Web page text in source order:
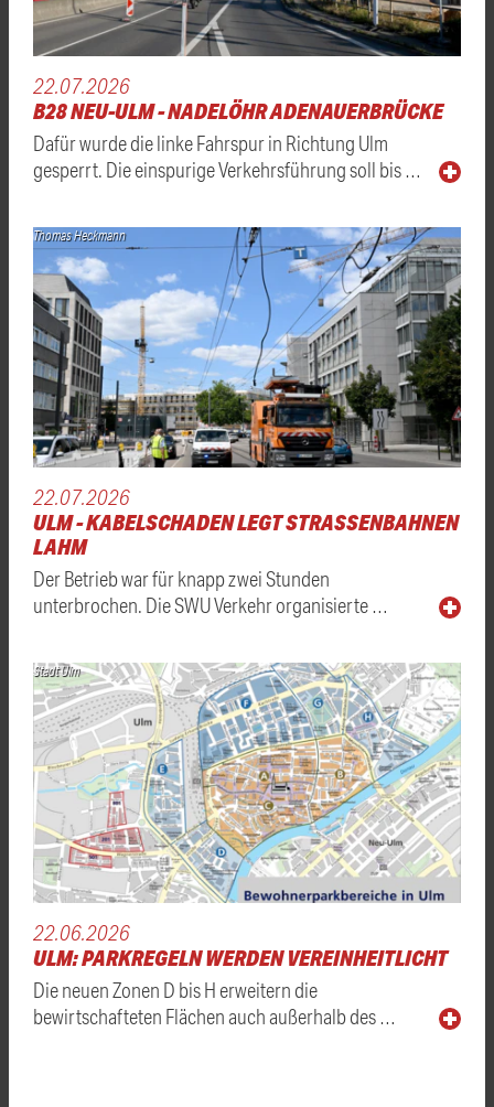
22.07.2026
B28 NEU-ULM - NADELÖHR ADENAUERBRÜCKE
Dafür wurde die linke Fahrspur in Richtung Ulm
gesperrt. Die einspurige Verkehrsführung soll bis …
Thomas Heckmann
22.07.2026
ULM - KABELSCHADEN LEGT STRASSENBAHNEN L
AHM
Der Betrieb war für knapp zwei Stunden
unterbrochen. Die SWU Verkehr organisierte …
Stadt Ulm
22.06.2026
ULM: PARKREGELN WERDEN VEREINHEITLICHT
Die neuen Zonen D bis H erweitern die
bewirtschafteten Flächen auch außerhalb des …